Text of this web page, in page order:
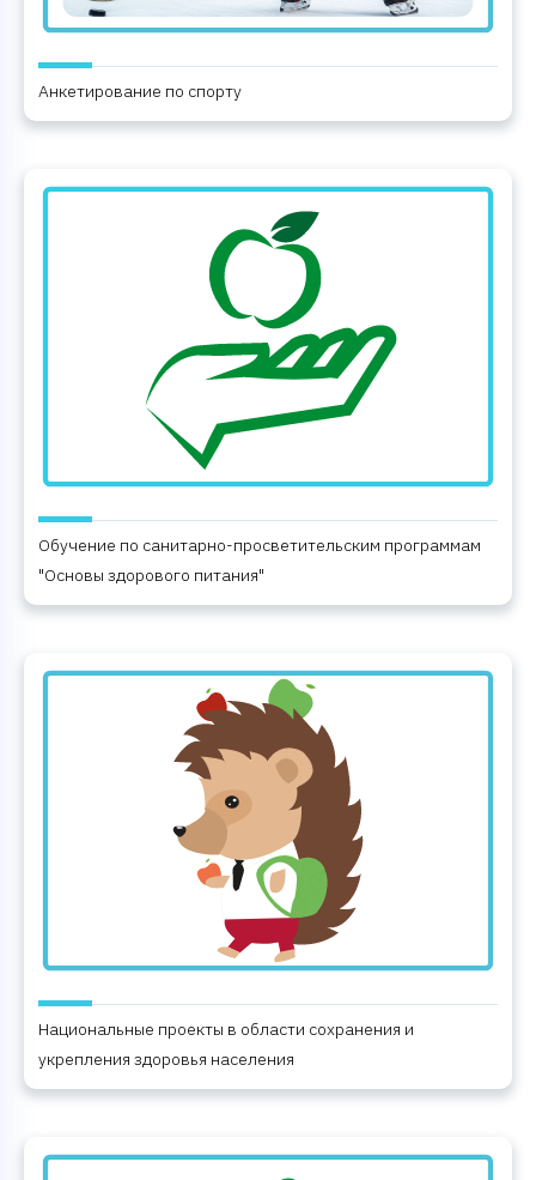
Анкетирование по спорту
Обучение по санитарно-просветительским программам
"Основы здорового питания"
Национальные проекты в области сохранения и
укрепления здоровья населения